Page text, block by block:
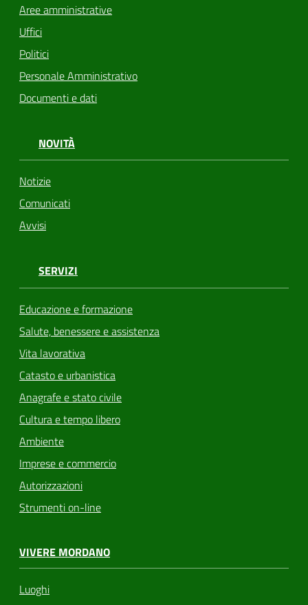
Aree amministrative
Uffici
Politici
Personale Amministrativo
Documenti e dati
NOVITÀ
Notizie
Comunicati
Avvisi
SERVIZI
Educazione e formazione
Salute, benessere e assistenza
Vita lavorativa
Catasto e urbanistica
Anagrafe e stato civile
Cultura e tempo libero
Ambiente
Imprese e commercio
Autorizzazioni
Strumenti on-line
VIVERE MORDANO
Luoghi